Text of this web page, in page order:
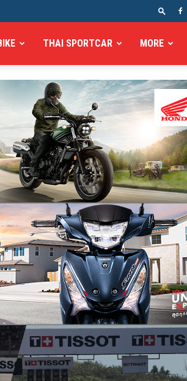
THAI SPORTCAR MORE